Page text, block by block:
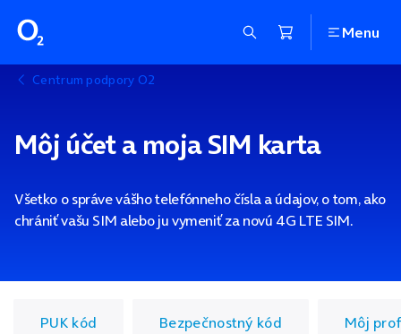
Menu
Centrum podpory O2
Môj účet a moja SIM karta
Všetko o správe vášho telefónneho čísla a údajov, o tom, ako
chrániť vašu SIM alebo ju vymeniť za novú 4G LTE SIM.
PUK kód Bezpečnostný kód Môj